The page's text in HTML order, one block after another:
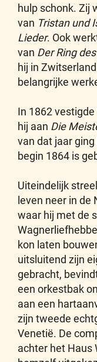
hulp schonk. Zij
van Tristan und
Lieder. Ook
van Der Ring
hij in
belangrijke
In 1862
hij aan Die
van dat jaar
begin 1864 is
Uiteindelijk
leven neer in de
waar hij met de
kon laten
uitsluitend zijn
gebracht,
een orkestbak
aan een
zijn tweede
Venetië. De
achter het Haus